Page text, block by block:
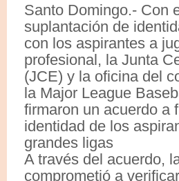
Santo Domingo.- Con
suplantación de
con los aspirantes a
profesional, la Junta
(JCE) y la oficina del
la Major League
firmaron un acuerdo a
identidad de los
grandes ligas
A través del acuerdo,
comprometió a